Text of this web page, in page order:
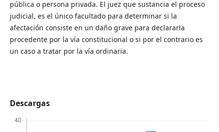
pública o persona privada. El juez que sustancia el proceso
judicial, es el único facultado para determinar si la
afectación consiste en un daño grave para declararla
procedente por la vía constitucional o si por el contrario es
un caso a tratar por la vía ordinaria.
Descargas